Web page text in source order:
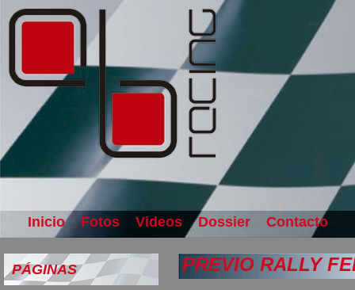
Inicio Fotos Videos Dossier Contacto
PÁGINAS PREVIO RALLY